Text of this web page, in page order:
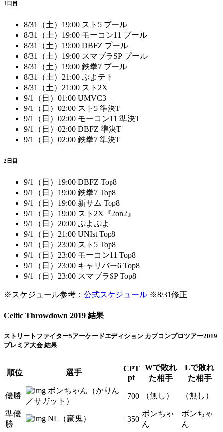
1日目
8/31（土）19:00 スト5 プール
8/31（土）19:00 モーコン11 プール
8/31（土）19:00 DBFZ プール
8/31（土）19:00 スマブラSP プール
8/31（土）19:00 鉄拳7 プール
8/31（土）21:00 ぷよテト
8/31（土）21:00 スト2X
9/1（日）01:00 UMVC3
9/1（日）02:00 スト5 準決T
9/1（日）02:00 モーコン11 準決T
9/1（日）02:00 DBFZ 準決T
9/1（日）02:00 鉄拳7 準決T
2日目
9/1（日）19:00 DBFZ Top8
9/1（日）19:00 鉄拳7 Top8
9/1（日）19:00 新サム Top8
9/1（日）19:00 スト2X『2on2』
9/1（日）20:00 ぷよぷよ
9/1（日）21:00 UNIst Top8
9/1（日）23:00 スト5 Top8
9/1（日）23:00 モーコン11 Top8
9/1（日）23:00 キャリバー6 Top8
9/1（日）23:00 スマブラSP Top8
※スケジュール参考： 公式スケジュール ※8/31修正
Celtic Throwdown 2019 結果
ストリートファイター5アーケードエディション カプコンプロツアー2019
プレミア大会 結果
順位 選手
CPT
pt
Wで敗れ
た相手
Lで敗れ
た相手
優勝
ボンちゃん（かりん
／サガット）
+700 （無し） （無し）
準優
勝
NL（豪鬼） +350
ボンちゃ
ん
ボンちゃ
ん